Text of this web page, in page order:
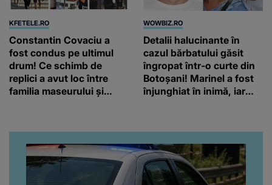
KFETELE.RO
Constantin Covaciu a
fost condus pe ultimul
drum! Ce schimb de
replici a avut loc între
familia maseurului și
obrazul.”
WOWBIZ.RO
Detalii halucinante în
cazul bărbatului găsit
îngropat într-o curte din
Botoșani! Marinel a fost
înjunghiat în inimă, iar